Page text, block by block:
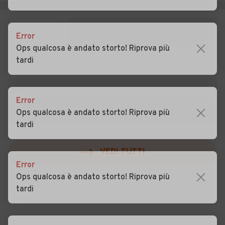
Auto usate Nerviano
Auto usate Novate
Auto usate Noviglio
Auto usate Opera Auto usate Ossona
Auto usate Ozzero
Auto usate Paderno
Auto usate Pantigliate Auto usate Parabiago
Auto usate Paullo
Auto usate Peschiera
Borromeo
Auto usate Pessano con
Auto usate Pieve Emanuele Auto usate Pioltello
VEDI TUTTI
Error
Ops qualcosa è andato storto! Riprova più
tardi
Error
Ops qualcosa è andato storto! Riprova più
tardi
Error
Ops qualcosa è andato storto! Riprova più
tardi